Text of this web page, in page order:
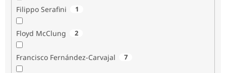
Filippo Serafini 1
Floyd McClung 2
Francisco Fernández-Carvajal 7